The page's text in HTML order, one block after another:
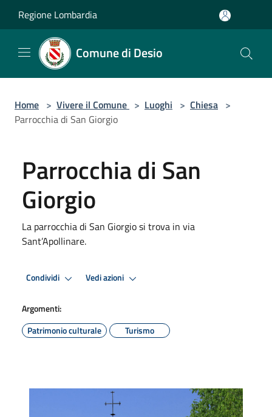
Regione Lombardia
Comune di Desio
Home > Vivere il Comune > Luoghi > Chiesa >
Parrocchia di San Giorgio
Parrocchia di San
Giorgio
La parrocchia di San Giorgio si trova in via
Sant’Apollinare.
Condividi Vedi azioni
Argomenti:
Patrimonio culturale
Turismo